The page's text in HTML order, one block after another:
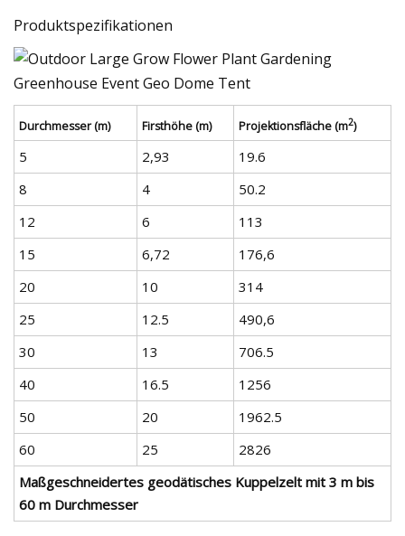
Produktspezifikationen
Durchmesser (m) Firsthöhe (m) Projektionsfläche (m2)
5 2,93
19.6
8
4
50.2
12
6
113
15
6,72
176,6
20
10
314
25
12.5
490,6
30
13
706.5
40
16.5
1256
50
20
1962.5
60
25
2826
Maßgeschneidertes geodätisches Kuppelzelt mit 3 m bis
60 m Durchmesser